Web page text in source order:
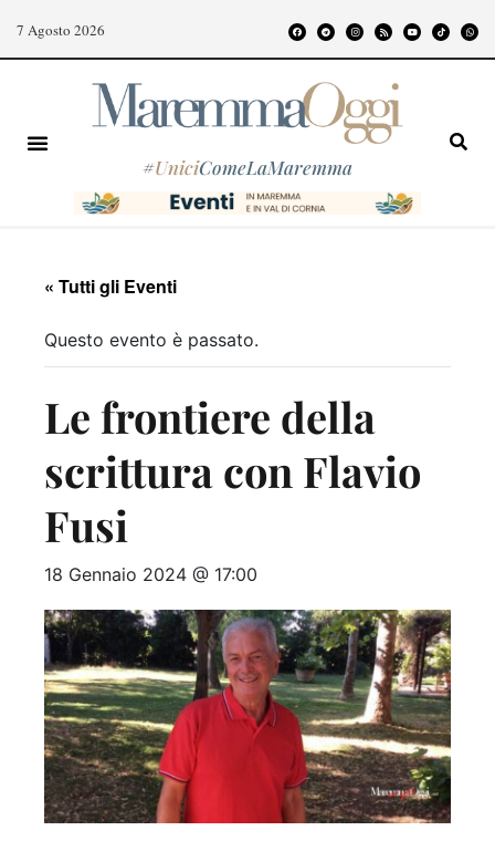
7 Agosto 2026
#UniciComeLaMaremma
« Tutti gli Eventi
Questo evento è passato.
Le frontiere della
scrittura con Flavio
Fusi
18 Gennaio 2024 @ 17:00